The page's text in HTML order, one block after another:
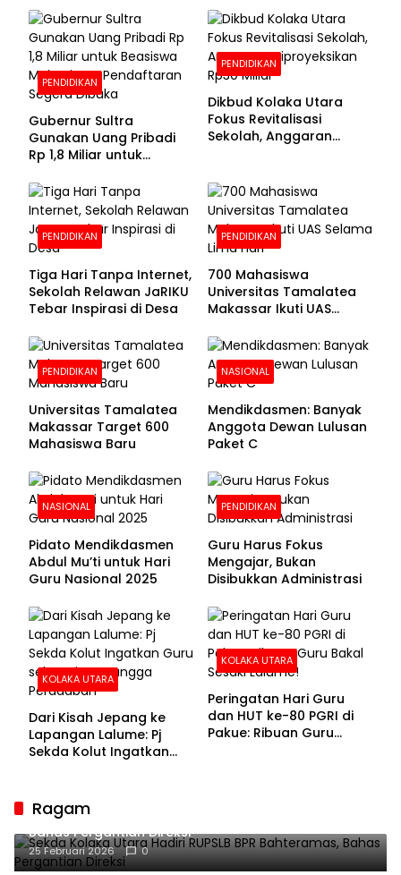
PENDIDIKAN
Gubernur Sultra
Gunakan Uang Pribadi
Rp 1,8 Miliar untuk
Pendaftaran Segera
Dibuka
PENDIDIKAN
Dikbud Kolaka Utara
Fokus Revitalisasi
Sekolah, Anggaran
PENDIDIKAN
Tiga Hari Tanpa Internet,
Sekolah Relawan JaRIKU
Tebar Inspirasi di Desa
PENDIDIKAN
700 Mahasiswa
Universitas Tamalatea
Makassar Ikuti UAS
PENDIDIKAN
Universitas Tamalatea
Makassar Target 600
Mahasiswa Baru
NASIONAL
Mendikdasmen: Banyak
Anggota Dewan Lulusan
Paket C
NASIONAL
Pidato Mendikdasmen
Abdul Mu’ti untuk Hari
Guru Nasional 2025
PENDIDIKAN
Guru Harus Fokus
Mengajar, Bukan
Disibukkan Administrasi
KOLAKA UTARA
Dari Kisah Jepang ke
Lapangan Lalume: Pj
Sekda Kolut Ingatkan
KOLAKA UTARA
Peringatan Hari Guru
dan HUT ke-80 PGRI di
Pakue: Ribuan Guru
Ragam
Sekda Kolaka Utara Hadiri RUPSLB BPR Bahteramas,
Bahas Pergantian Direksi
25 Februari 2026 0